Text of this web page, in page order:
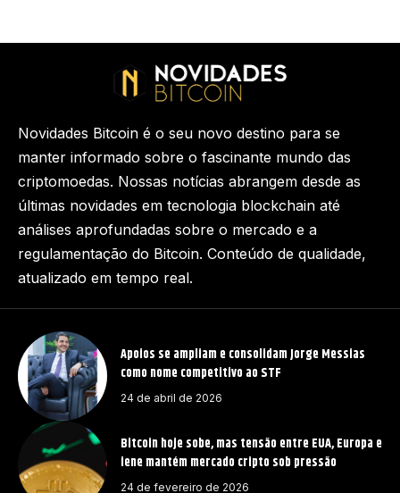
Apoios se ampliam e consolidam Jorge Messias
como nome competitivo ao STF
24 de abril de 2026
Bitcoin hoje sobe, mas tensão entre EUA, Europa e
iene mantém mercado cripto sob pressão
24 de fevereiro de 2026
Novidades Bitcoin é o seu novo destino para se
manter informado sobre o fascinante mundo das
criptomoedas. Nossas notícias abrangem desde as
últimas novidades em tecnologia blockchain até
análises aprofundadas sobre o mercado e a
regulamentação do Bitcoin. Conteúdo de qualidade,
atualizado em tempo real.